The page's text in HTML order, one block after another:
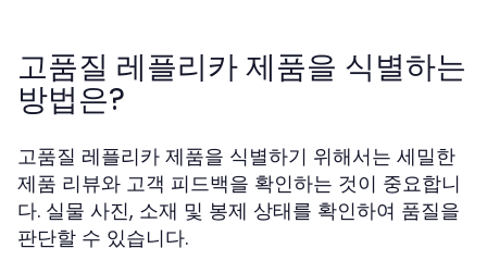
고품질 레플리카 제품을 식별하는
방법은?
고품질 레플리카 제품을 식별하기 위해서는 세밀한
제품 리뷰와 고객 피드백을 확인하는 것이 중요합니
다. 실물 사진, 소재 및 봉제 상태를 확인하여 품질을
판단할 수 있습니다.